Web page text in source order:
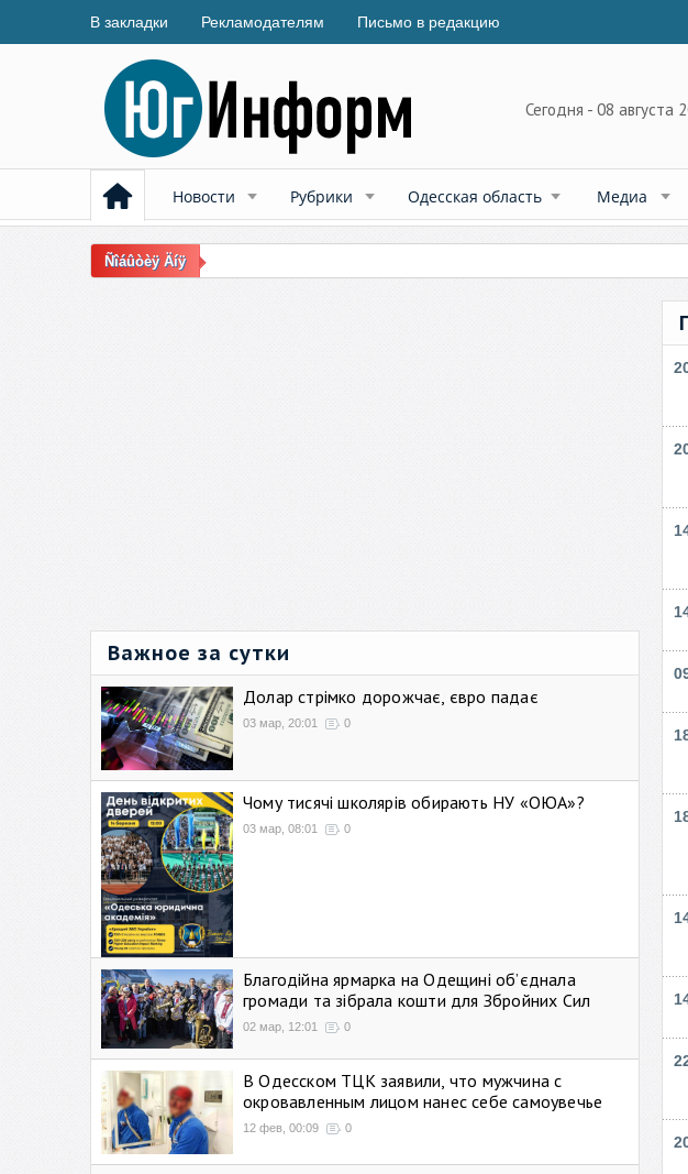
В закладки Рекламодателям Письмо в редакцию
Сегодня - 08 августа
Новости Рубрики Одесская область Медиа
Ñîáûòèÿ Äíÿ
Важное за сутки
Долар стрімко дорожчає, євро падає
03 мар, 20:01 0
Чому тисячі школярів обирають НУ «ОЮА»?
03 мар, 08:01 0
Благодійна ярмарка на Одещині об’єднала
громади та зібрала кошти для Збройних Сил
02 мар, 12:01 0
В Одесском ТЦК заявили, что мужчина с
окровавленным лицом нанес себе самоувечье
12 фев, 00:09 0